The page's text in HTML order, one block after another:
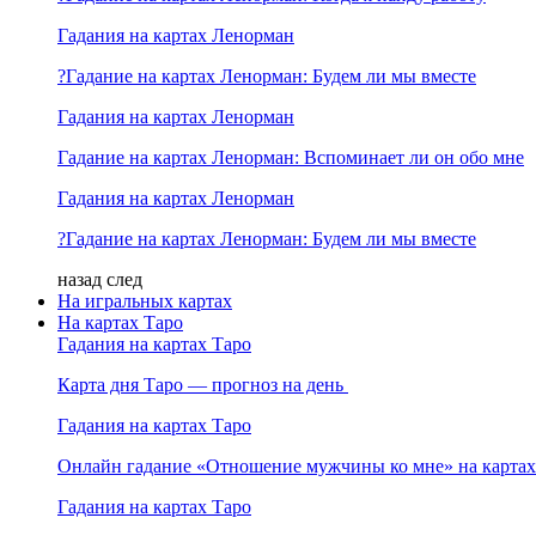
Гадания на картах Ленорман
?Гадание на картах Ленорман: Будем ли мы вместе
Гадания на картах Ленорман
Гадание на картах Ленорман: Вспоминает ли он обо мне
Гадания на картах Ленорман
?Гадание на картах Ленорман: Будем ли мы вместе
назад след
На игральных картах
На картах Таро
Гадания на картах Таро
Карта дня Таро — прогноз на день
Гадания на картах Таро
Онлайн гадание «Отношение мужчины ко мне» на
Гадания на картах Таро